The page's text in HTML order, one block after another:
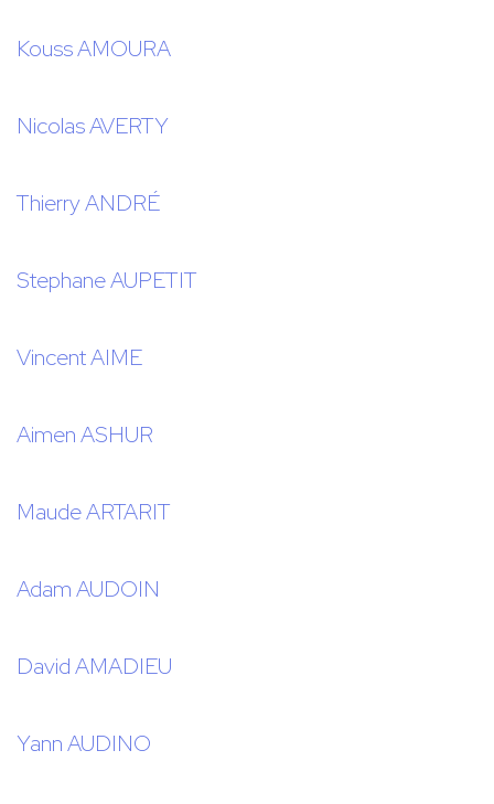
Kouss AMOURA
Nicolas AVERTY
Thierry ANDRÉ
Stephane AUPETIT
Vincent AIME
Aimen ASHUR
Maude ARTARIT
Adam AUDOIN
David AMADIEU
Yann AUDINO